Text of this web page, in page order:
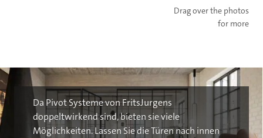
Drag over the photos
for more
Da Pivot Systeme von FritsJurgens
doppeltwirkend sind, bieten sie viele
Möglichkeiten. Lassen Sie die Türen nach innen